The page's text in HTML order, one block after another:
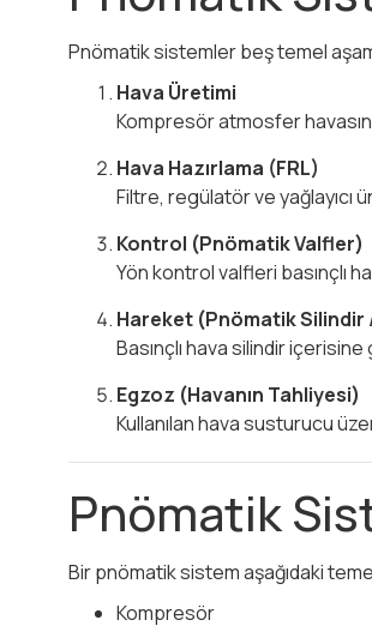
Pnömatik sistemler beş temel
Hava Üretimi
Kompresör atmosfer havasını
Hava Hazırlama (FRL)
Filtre, regülatör ve yağlayıcı
Kontrol (Pnömatik Valfler)
Yön kontrol valfleri basınçlı
Hareket (Pnömatik
Basınçlı hava silindir
Egzoz (Havanın Tahliyesi)
Kullanılan hava susturucu
Pnömatik
Bir pnömatik sistem aşağıdaki
Kompresör